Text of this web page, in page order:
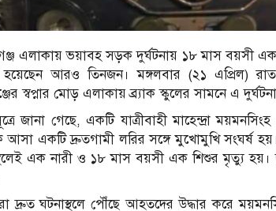
এলাকায় ভয়াবহ সড়ক দুর্ঘটনায় ১৮ মাস বয়সী
আরও তিনজন। মঙ্গলবার (২১ এপ্রিল) রাত
স্বপ্নার মোড় এলাকায় ব্র্যাক স্কুলের সামনে এ
জানা গেছে, একটি যাত্রীবাহী মাহেন্দ্রা
একটি দ্রুতগামী লরির সঙ্গে মুখোমুখি সংঘর্ষ হয়।
এক নারী ও ১৮ মাস বয়সী এক শিশুর মৃত্যু হয়।
দ্রুত ঘটনাস্থলে পৌঁছে আহতদের উদ্ধার করে